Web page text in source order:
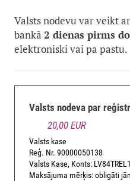
Valsts nodevu var veikt
bankā 2 dienas pirms
elektroniski vai pa pastu.
Valsts nodeva par
20,00 EUR
Valsts kase
Reģ. Nr. 90000050138
Valsts Kase, Konts:
Maksājuma mērķis: obligāti